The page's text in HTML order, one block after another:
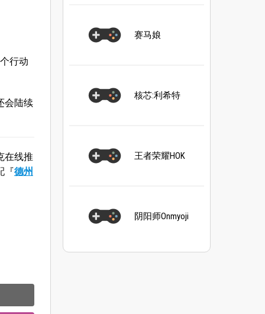
行动
会陆续
在线推
『德州
赛马娘
核芯:利希特
王者荣耀HOK
阴阳师Onmyoji